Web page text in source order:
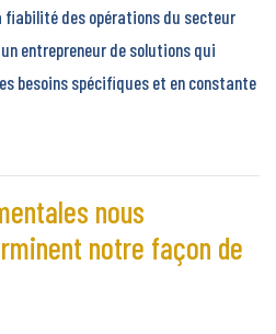
fiabilité des opérations du secteur
entrepreneur de solutions qui
besoins spécifiques et en constante
nous
notre façon de